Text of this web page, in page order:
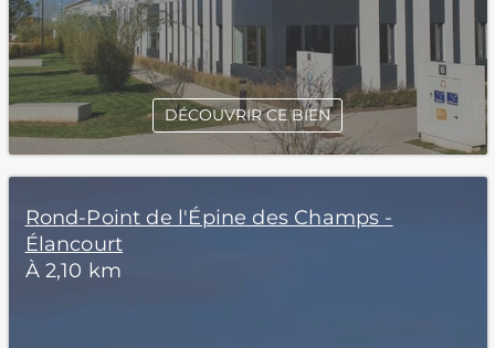
DÉCOUVRIR CE BIEN
Rond-Point de l'Épine des Champs -
Élancourt
À 2,10 km